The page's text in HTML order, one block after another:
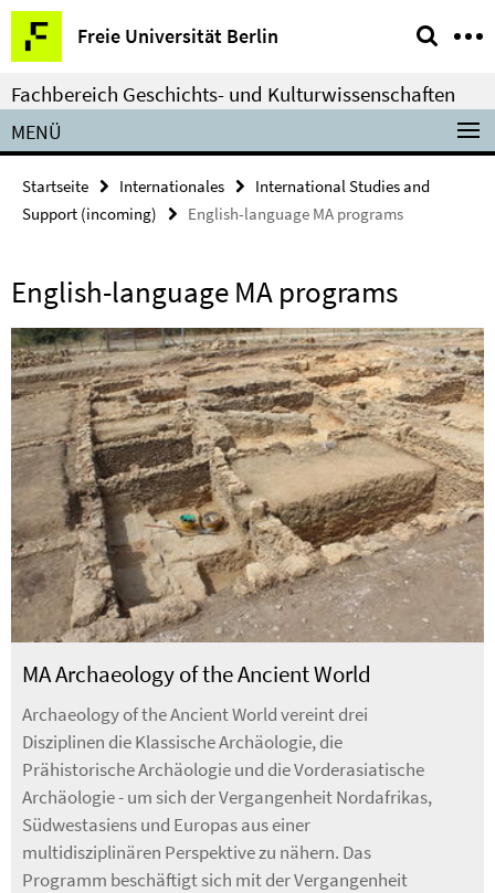
Springe
direkt
zu
Inhalt
Freie Universität Berlin
Service-
Navigation
Fachbereich Geschichts- und Kulturwissenschaften
MENÜ
Startseite Internationales
International Studies and
Support (incoming)
English-language MA programs
English-language MA programs
MA Archaeology of the Ancient World
Archaeology of the Ancient World vereint drei
Disziplinen die Klassische Archäologie, die
Prähistorische Archäologie und die Vorderasiatische
Archäologie - um sich der Vergangenheit Nordafrikas,
Südwestasiens und Europas aus einer
multidisziplinären Perspektive zu nähern. Das
Programm beschäftigt sich mit der Vergangenheit